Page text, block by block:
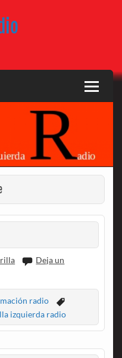
Deja un
radio
izquierda radio